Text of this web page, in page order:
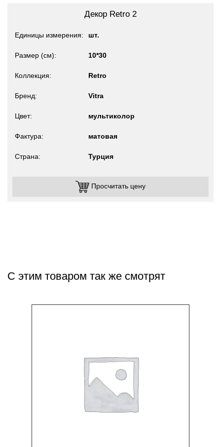
Декор Retro 2
Единицы измерения шт.
Размер (см) 10*30
Коллекция Retro
Бренд Vitra
Цвет мультиколор
Фактура матовая
Страна Турция
Просчитать цену
С этим товаром так же смотрят